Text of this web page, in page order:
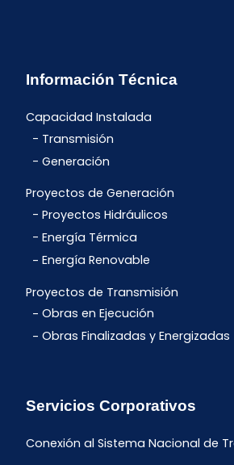
Información Técnica
Capacidad Instalada
Transmisión
Generación
Proyectos de Generación
Proyectos Hidráulicos
Energía Térmica
Energía Renovable
Proyectos de Transmisión
Obras en Ejecución
Obras Finalizadas y Energizadas
Servicios Corporativos
Conexión al Sistema Nacional de